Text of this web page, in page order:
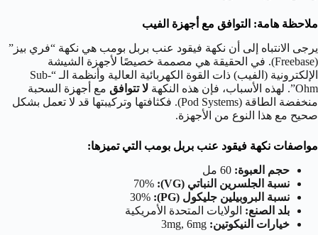
ملاحظة هامة: التوافق مع أجهزة الفيب
يرجى الانتباه إلى أن نكهة فيقود عنب بربل بومب هي نكهة “فري بيز”
(Freebase). في الحقيقة هي مصممة خصيصًا لأجهزة الشيشة
الإلكترونية (الفيب) ذات القوة الكهربائية العالية وأنظمة الـ “Sub-
Ohm”. لهذه الأسباب، فإن هذه النكهة
لا تتوافق مع أجهزة السحبة
منخفضة الطاقة (Pod Systems). فكثافتها وتركيبتها قد لا تعمل بشكل
صحيح مع هذا النوع من الأجهزة.
مواصفات نكهة فيقود عنب بربل بومب التي تميزها:
حجم العبوة:
نسبة الجلسرين النباتي (VG):
نسبة البروبيلين جليكول (PG):
بلد الصنع: الولايات المتحدة الأمريكية
خيارات النيكوتين: